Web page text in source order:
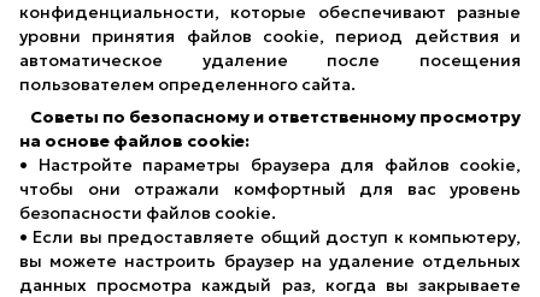
конфиденциальности, которые обеспечивают разные
уровни принятия файлов cookie, период действия и
автоматическое удаление после посещения
пользователем определенного сайта.
Советы по безопасному и ответственному просмотру
на основе файлов cookie:
• Настройте параметры браузера для файлов cookie,
чтобы они отражали комфортный для вас уровень
безопасности файлов cookie.
• Если вы предоставляете общий доступ к компьютеру,
вы можете настроить браузер на удаление отдельных
данных просмотра каждый раз, когда вы закрываете